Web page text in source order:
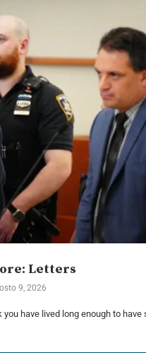
Letters
9, 2026
have lived long enough to have